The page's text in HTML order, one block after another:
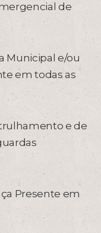
de
Municipal e/ou
em todas as
e de
Presente em